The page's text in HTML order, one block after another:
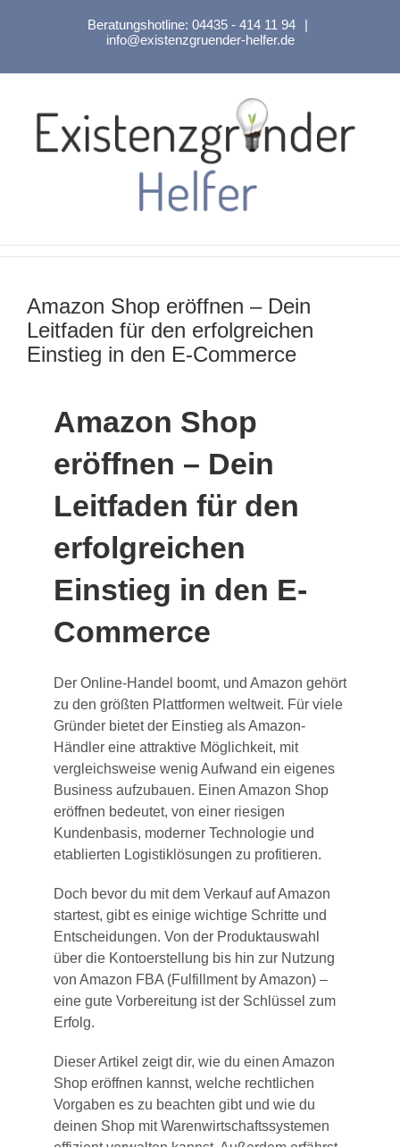
Beratungshotline: 04435 - 414 11 94
|
info@existenzgruender-helfer.de
Amazon Shop eröffnen – Dein
Leitfaden für den erfolgreichen
Einstieg in den E-Commerce
Amazon Shop
eröffnen – Dein
Leitfaden für den
erfolgreichen
Einstieg in den E-
Commerce
Der Online-Handel boomt, und Amazon gehört
zu den größten Plattformen weltweit. Für viele
Gründer bietet der Einstieg als Amazon-
Händler eine attraktive Möglichkeit, mit
vergleichsweise wenig Aufwand ein eigenes
Business aufzubauen. Einen Amazon Shop
eröffnen bedeutet, von einer riesigen
Kundenbasis, moderner Technologie und
etablierten Logistiklösungen zu profitieren.
Doch bevor du mit dem Verkauf auf Amazon
startest, gibt es einige wichtige Schritte und
Entscheidungen. Von der Produktauswahl
über die Kontoerstellung bis hin zur Nutzung
von Amazon FBA (Fulfillment by Amazon) –
eine gute Vorbereitung ist der Schlüssel zum
Erfolg.
Dieser Artikel zeigt dir, wie du einen Amazon
Shop eröffnen kannst, welche rechtlichen
Vorgaben es zu beachten gibt und wie du
deinen Shop mit Warenwirtschaftssystemen